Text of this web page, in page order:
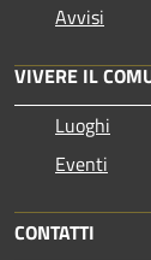
Avvisi
VIVERE IL
Luoghi
Eventi
CONTATTI